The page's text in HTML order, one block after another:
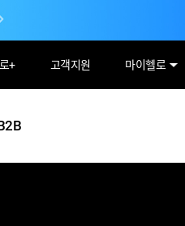
+ 고객지원 마이헬로